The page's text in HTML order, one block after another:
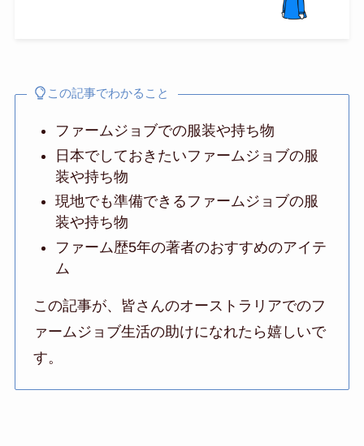
この記事でわかること
ファームジョブでの服装や持ち物
日本でしておきたいファームジョブの服
装や持ち物
現地でも準備できるファームジョブの服
装や持ち物
ファーム歴5年の著者のおすすめのアイテ
ム
この記事が、皆さんのオーストラリアでのフ
ァームジョブ生活の助けになれたら嬉しいで
す。